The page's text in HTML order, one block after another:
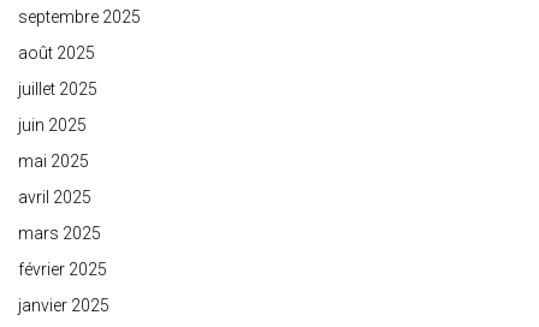
septembre 2025
août 2025
juillet 2025
juin 2025
mai 2025
avril 2025
mars 2025
février 2025
janvier 2025